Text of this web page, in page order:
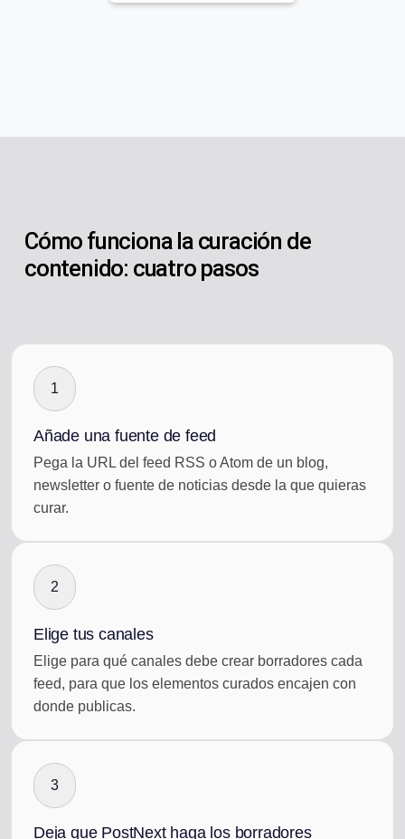
Cómo funciona la curación de
contenido: cuatro pasos
1
Añade una fuente de feed
Pega la URL del feed RSS o Atom de un blog,
newsletter o fuente de noticias desde la que quieras
curar.
2
Elige tus canales
Elige para qué canales debe crear borradores cada
feed, para que los elementos curados encajen con
donde publicas.
3
Deja que PostNext haga los borradores